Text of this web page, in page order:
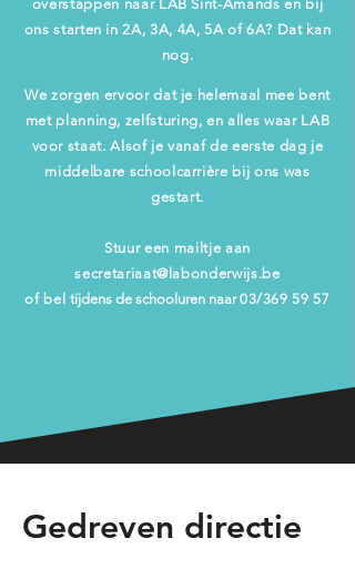
overstappen naar LAB Sint-Amands en bij
ons starten in 2A, 3A, 4A, 5A of 6A? Dat kan
nog.
We zorgen ervoor dat je helemaal mee bent
met planning, zelfsturing, en alles waar LAB
voor staat. Alsof je vanaf de eerste dag je
middelbare schoolcarrière bij ons was
gestart.
Stuur een mailtje aan
secretariaat@labonderwijs.be
of bel tijdens de schooluren naar03/369 59 57
Gedreven directie